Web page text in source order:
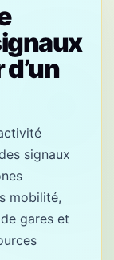
signaux
mobilité,
gares et